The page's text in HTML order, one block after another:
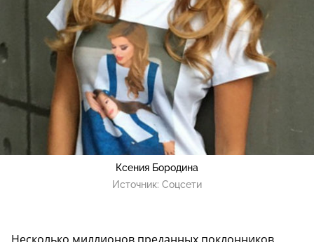
Ксения Бородина
Источник: Соцсети